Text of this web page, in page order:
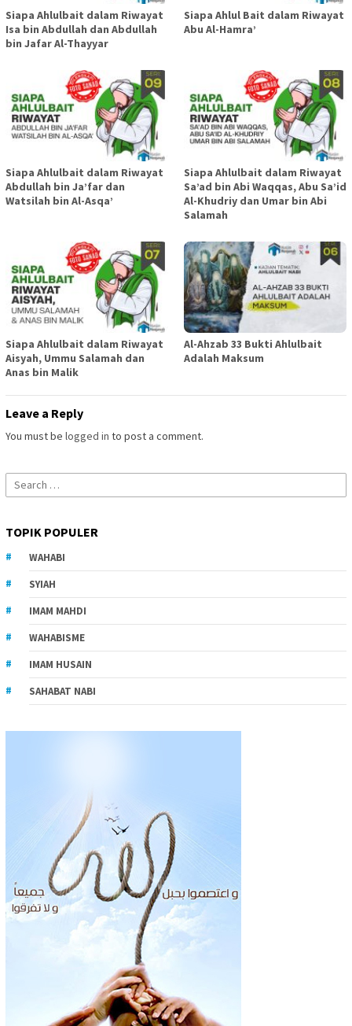
Siapa Ahlulbait dalam Riwayat
Isa bin Abdullah dan Abdullah
bin Jafar Al-Thayyar
Siapa Ahlul Bait dalam Riwayat
Abu Al-Hamra’
Siapa Ahlulbait dalam Riwayat
Abdullah bin Ja’far dan
Watsilah bin Al-Asqa’
Siapa Ahlulbait dalam Riwayat
Sa’ad bin Abi Waqqas, Abu Sa’id
Al-Khudriy dan Umar bin Abi
Salamah
Siapa Ahlulbait dalam Riwayat
Aisyah, Ummu Salamah dan
Anas bin Malik
Al-Ahzab 33 Bukti Ahlulbait
Adalah Maksum
Leave a Reply
You must be logged in to post a comment.
Search
for:
TOPIK POPULER
WAHABI
SYIAH
IMAM MAHDI
WAHABISME
IMAM HUSAIN
SAHABAT NABI